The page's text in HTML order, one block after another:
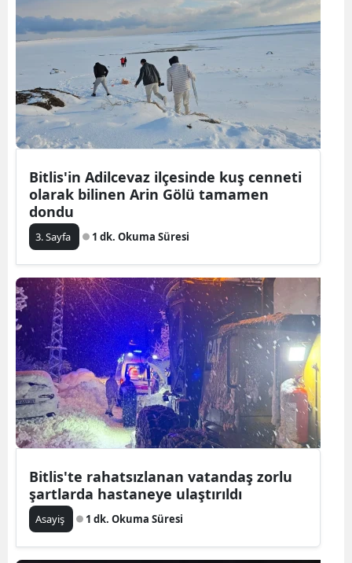
Bitlis'in Adilcevaz ilçesinde kuş cenneti
olarak bilinen Arin Gölü tamamen
dondu
3. Sayfa 1 dk. Okuma Süresi
Bitlis'te rahatsızlanan vatandaş zorlu
şartlarda hastaneye ulaştırıldı
Asayiş 1 dk. Okuma Süresi